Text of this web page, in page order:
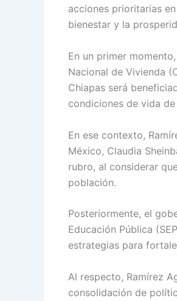
acciones prioritarias
bienestar y la
En un primer
Nacional de Vivienda
Chiapas será
condiciones de vida
En ese contexto,
México, Claudia
rubro, al considerar
población.
Posteriormente, el
Educación Pública
estrategias para
Al respecto, Ramírez
consolidación de